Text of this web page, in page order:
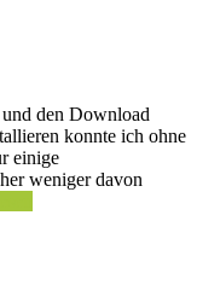
den Download
konnte ich ohne
einige
weniger davon